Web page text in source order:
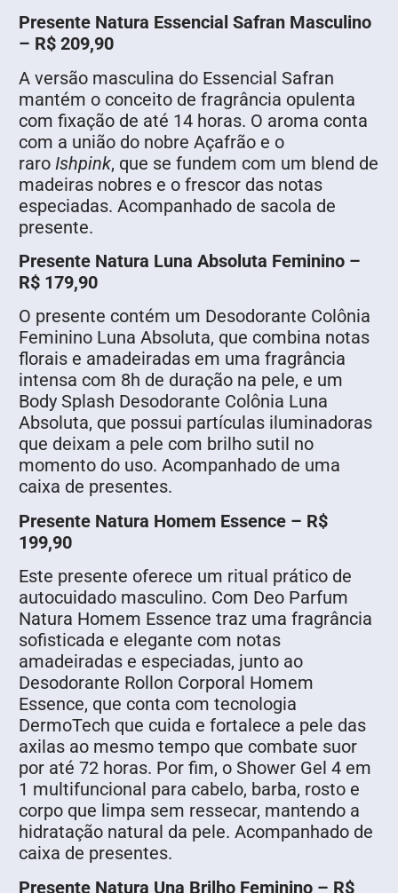
Presente Natura Essencial Safran Masculino
– R$ 209,90
A versão masculina do Essencial Safran
mantém o conceito de fragrância opulenta
com fixação de até 14 horas. O aroma conta
com a união do nobre Açafrão e o
raro Ishpink, que se fundem com um blend de
madeiras nobres e o frescor das notas
especiadas. Acompanhado de sacola de
presente.
Presente Natura Luna Absoluta Feminino –
R$ 179,90
O presente contém um Desodorante Colônia
Feminino Luna Absoluta, que combina notas
florais e amadeiradas em uma fragrância
intensa com 8h de duração na pele, e um
Body Splash Desodorante Colônia Luna
Absoluta, que possui partículas iluminadoras
que deixam a pele com brilho sutil no
momento do uso. Acompanhado de uma
caixa de presentes.
Presente Natura Homem Essence – R$
199,90
Este presente oferece um ritual prático de
autocuidado masculino. Com Deo Parfum
Natura Homem Essence traz uma fragrância
sofisticada e elegante com notas
amadeiradas e especiadas, junto ao
Desodorante Rollon Corporal Homem
Essence, que conta com tecnologia
DermoTech que cuida e fortalece a pele das
axilas ao mesmo tempo que combate suor
por até 72 horas. Por fim, o Shower Gel 4 em
1 multifuncional para cabelo, barba, rosto e
corpo que limpa sem ressecar, mantendo a
hidratação natural da pele. Acompanhado de
caixa de presentes.
Presente Natura Una Brilho Feminino – R$